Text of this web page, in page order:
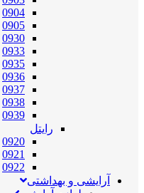
0904
0905
0930
0933
0935
0936
0937
0938
0939
رایتل
0920
0921
0922
آرایشی و بهداشتی